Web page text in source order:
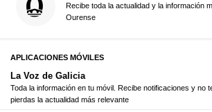
Recibe toda la actualidad y la información
Ourense
APLICACIONES MÓVILES
La Voz de Galicia
Toda la información en tu móvil. Recibe notificaciones y no
pierdas la actualidad más relevante